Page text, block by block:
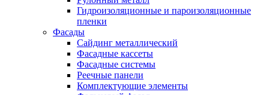
Гидроизоляционные и пароизоляционные
пленки
Фасады
Сайдинг металлический
Фасадные кассеты
Фасадные системы
Реечные панели
Комплектующие элементы